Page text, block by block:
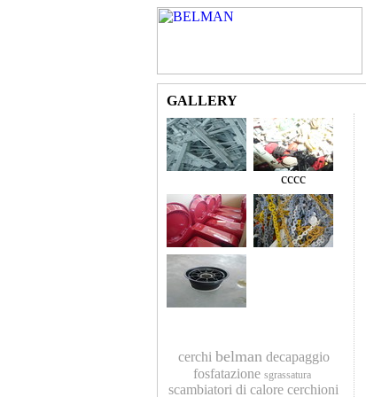
GALLERY
cccc
cerchi belman decapaggio
fosfatazione sgrassatura
scambiatori di calore cerchioni